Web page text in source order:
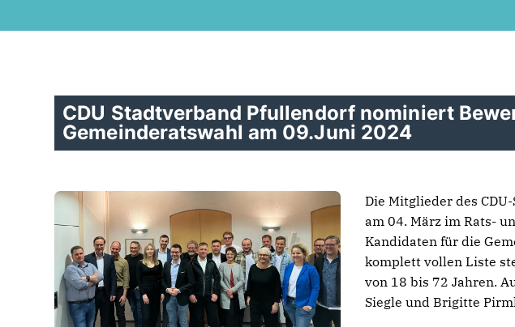
CDU Stadtverband Pfullendorf nominiert
Gemeinderatswahl am 09.Juni 2024
Die Mitglieder des
am 04. März im Rats-
Kandidaten für die
komplett vollen Liste
von 18 bis 72 Jahren.
Siegle und Brigitte